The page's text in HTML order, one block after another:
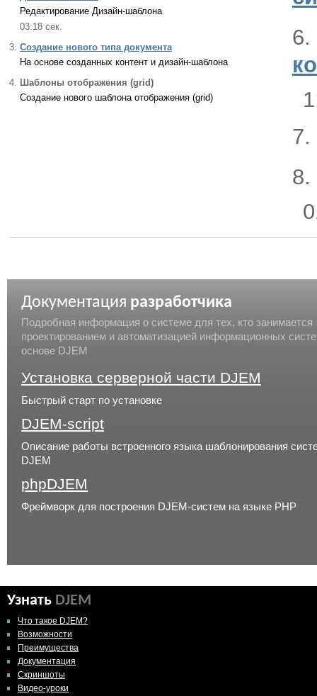
Редактирование Дизайн-шаблона
03:18 сек.
3. Создание нового типа документа
На основе созданных контент и дизайн-шаблона
4. Шаблоны отображения (grid)
Создание нового шаблона отображения (grid)
6.
7.
8.
Документация разработчика
Подробная информация о системе для тех, кто занимается
проектированием и автоматизацией информационных
основе DJEM
Установка серверной части DJEM
Быстрый старт по установке
DJEM-script
Описание работы встроенного языка шаблонирования
DJEM
phpDJEM
Фреймворк для построения DJEM-систем на языке PHP
Узнать DJEM
Что такое DJEM?
Возможности
Преимущества
Документация
Скриншоты
Видео-уроки